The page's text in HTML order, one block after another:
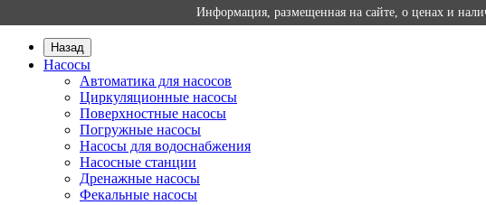
Назад
Насосы
Автоматика для насосов
Циркуляционные насосы
Поверхностные насосы
Погружные насосы
Насосы для водоснабжения
Насосные станции
Дренажные насосы
Фекальные насосы